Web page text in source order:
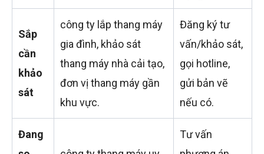
Sắp
cần
khảo
sát
công ty lắp thang máy
gia đình, khảo sát
thang máy nhà cải tạo,
đơn vị thang máy gần
khu vực.
Đăng ký tư
vấn/khảo sát,
gọi hotline,
gửi bản vẽ
nếu có.
Đang
Tư vấn